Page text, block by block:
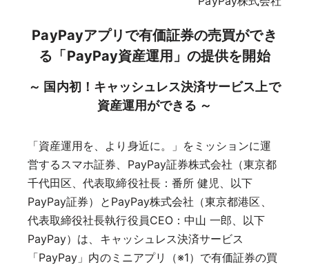
PayPayアプリで有価証券の売買ができ
る「PayPay資産運用」の提供を開始
～ 国内初！キャッシュレス決済サービス上で
資産運用ができる ～
「資産運用を、より身近に。」をミッションに運
営するスマホ証券、PayPay証券株式会社（東京都
千代田区、代表取締役社長：番所 健児、以下
PayPay証券）とPayPay株式会社（東京都港区、
代表取締役社長執行役員CEO：中山 一郎、以下
PayPay）は、キャッシュレス決済サービス
「PayPay」内のミニアプリ（※1）で有価証券の買